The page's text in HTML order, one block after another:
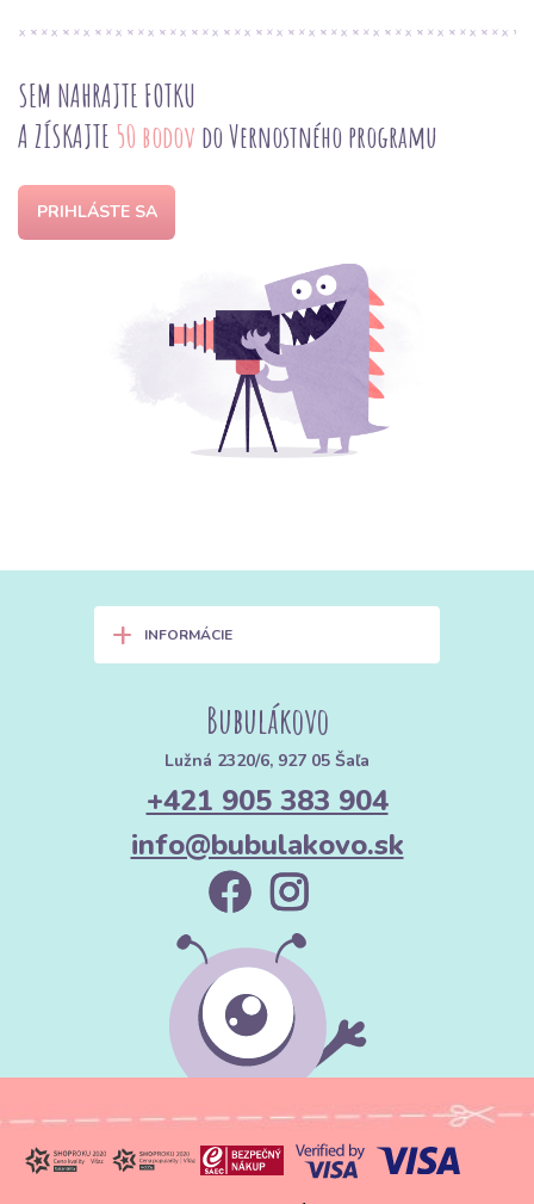
SEM NAHRAJTE FOTKU
A ZÍSKAJTE 50 bodov do Vernostného programu
PRIHLÁSTE SA
+ INFORMÁCIE
Bubulákovo
Lužná 2320/6, 927 05 Šaľa
+421 905 383 904
info@bubulakovo.sk